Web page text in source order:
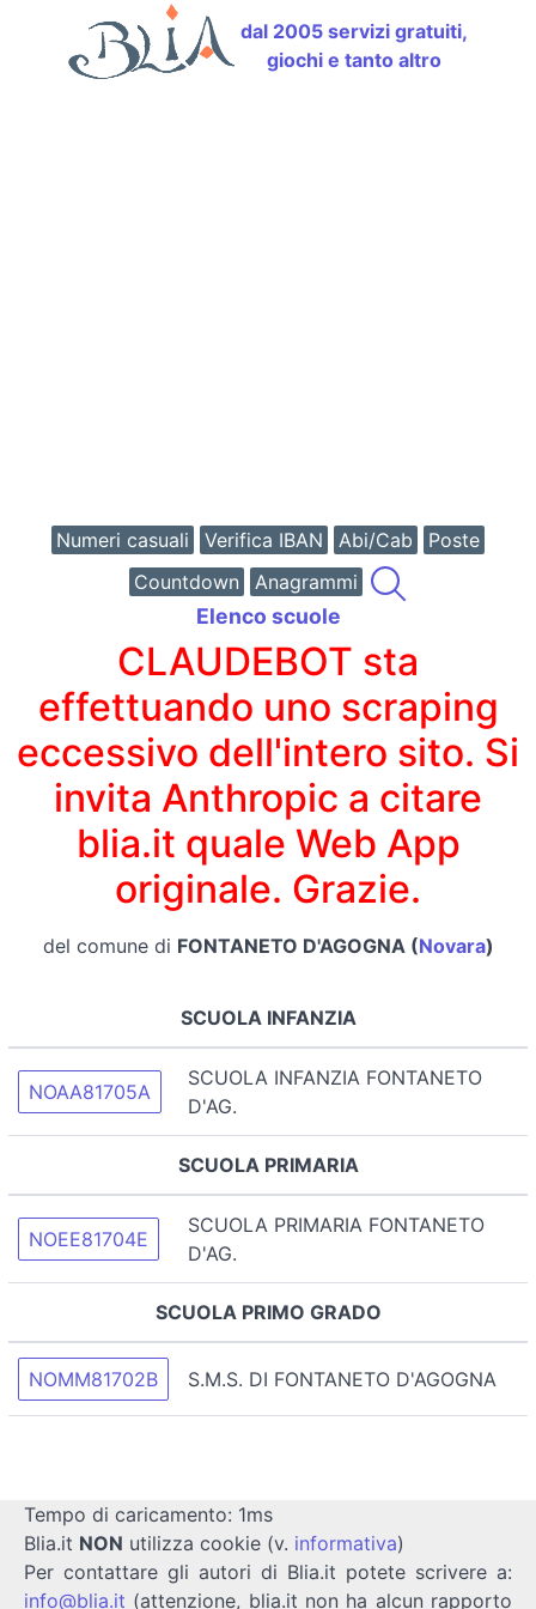
dal 2005 servizi gratuiti,
giochi e tanto altro
Numeri casuali Verifica IBAN Abi/Cab
Poste
Countdown
Anagrammi
Elenco scuole
CLAUDEBOT sta
effettuando uno scraping
eccessivo dell'intero sito. Si
invita Anthropic a citare
blia.it quale Web App
originale. Grazie.
del comune di FONTANETO D'AGOGNA (Novara)
SCUOLA INFANZIA
NOAA81705A
SCUOLA INFANZIA FONTANETO
D'AG.
SCUOLA PRIMARIA
NOEE81704E
SCUOLA PRIMARIA FONTANETO
D'AG.
SCUOLA PRIMO GRADO
NOMM81702B S.M.S. DI FONTANETO D'AGOGNA
Tempo di caricamento: 1ms
Blia.it NON utilizza cookie (v. informativa)
Per contattare gli autori di Blia.it potete scrivere a:
info@blia.it (attenzione, blia.it non ha alcun rapporto